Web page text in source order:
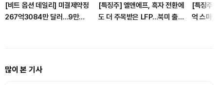
[비트 옵션 데일리] 미결제약정
267억3084만 달러…9만
[특징주] 엘앤에프, 흑자 전환에
도 더 주목받은 LFP…북미 출하
[특징주]
억 스마
많이 본 기사